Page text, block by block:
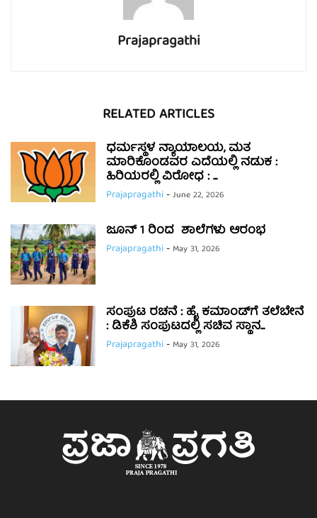
Prajapragathi
RELATED ARTICLES
ಧರ್ಮಸ್ಥಳ ನ್ಯಾಯಾಲಯ, ಮತ
ಮಾರಿಕೊಂಡವರ ಎದೆಯಲ್ಲಿ ನಡುಕ :
ಹಿರಿಯರಲ್ಲಿ ವಿರೋಧ : ...
Prajapragathi-June 22, 2026
ಜೂನ್ 1 ರಿಂದ ಶಾಲೆಗಳು ಆರಂಭ
Prajapragathi- May 31, 2026
ಸಂಪುಟ ರಚನೆ : ಹೈ ಕಮಾಂಡ್‌ಗೆ ತಲೆಬೇನೆ
: ಡಿಕೆಶಿ ಸಂಪುಟದಲ್ಲಿ ಸಚಿವ ಸ್ಥಾನ...
Prajapragathi- May 31, 2026